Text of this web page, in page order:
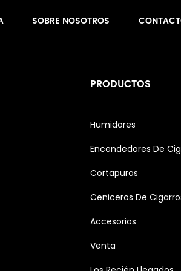
SOBRE NOSOTROS
PRODUCTOS
Humidores
Encendedores De
Cortapuros
Ceniceros De
Accesorios
Venta